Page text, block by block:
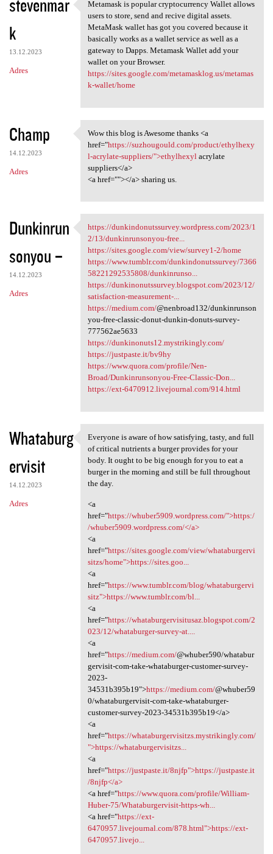
stevenmar
k
13.12.2023
Adres
Metamask is popular
Metamask is popular cryptocurrency Wallet allows
users to store, send and recive digital assets.
MetaMask wallet has got you covered because it
basically works as a wallet service as well as a
gateway to Dapps. Metamask Wallet add your
wallet on your Browser.
https://sites.google.com/metamasklog.us/metamas
k-wallet/home
Champ
14.12.2023
Adres
Wow this blog is Awesome
Wow this blog is Awesome thanks <a
href="https://suzhougould.com/product/ethylhexy
l-acrylate-suppliers/">ethylhexyl acrylate
suppliers</a>
<a href=""></a> sharing us.
Dunkinrun
sonyou –
14.12.2023
Adres
https://dunkindonutssurvey
https://dunkindonutssurvey.wordpress.com/2023/1
2/13/dunkinrunsonyou-free...
https://sites.google.com/view/survey1-2/home
https://www.tumblr.com/dunkindonutssurvey/7366
58221292535808/dunkinrunso...
https://dunkinonutssurvey.blogspot.com/2023/12/
satisfaction-measurement-...
https://medium.com/@nenbroad132/dunkinrunson
you-free-classic-donut-dunkin-donuts-survey-
777562ae5633
https://dunkinonuts12.mystrikingly.com/
https://justpaste.it/bv9hy
https://www.quora.com/profile/Nen-
Broad/Dunkinrunsonyou-Free-Classic-Don...
https://ext-6470912.livejournal.com/914.html
Whataburg
ervisit
14.12.2023
Adres
Everyone is aware of how
Everyone is aware of how satisfying, tasty, and full
of critical nutrients a burger provides for your
body. It ought to be big enough for you to eat a
burger in the morning and still be full throughout
the day.
<a
href="https://whuber5909.wordpress.com/">https:/
/whuber5909.wordpress.com/</a>
<a
href="https://sites.google.com/view/whataburgervi
sitzs/home">https://sites.goo...
<a
href="https://www.tumblr.com/blog/whataburgervi
sitz">https://www.tumblr.com/bl...
<a
href="https://whataburgervisitusaz.blogspot.com/2
023/12/whataburger-survey-at....
<a
href="https://medium.com/@whuber590/whatabur
gervisit-com-take-whataburger-customer-survey-
2023-
34531b395b19">https://medium.com/@whuber59
0/whataburgervisit-com-take-whataburger-
customer-survey-2023-34531b395b19</a>
<a
href="https://whataburgervisitzs.mystrikingly.com/
">https://whataburgervisitzs...
<a
href="https://justpaste.it/8njfp">https://justpaste.it
/8njfp</a>
<a href="https://www.quora.com/profile/William-
Huber-75/Whataburgervisit-https-wh...
<a href="https://ext-
6470957.livejournal.com/878.html">https://ext-
6470957.livejo...